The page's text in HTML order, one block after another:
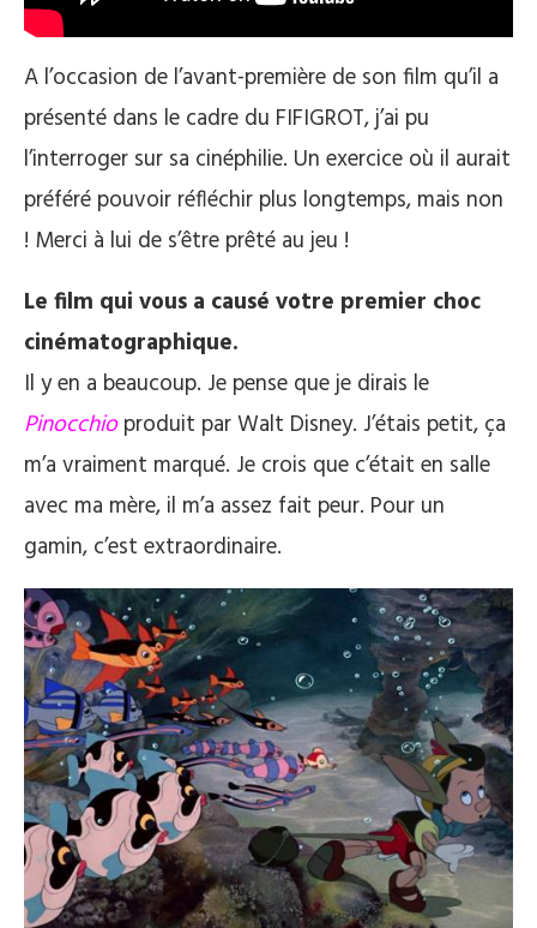
A l’occasion de l’avant-première de son film qu’il a
présenté dans le cadre du FIFIGROT, j’ai pu
l’interroger sur sa cinéphilie. Un exercice où il aurait
préféré pouvoir réfléchir plus longtemps, mais non
! Merci à lui de s’être prêté au jeu !
Le film qui vous a causé votre premier choc
cinématographique.
Il y en a beaucoup. Je pense que je dirais le
Pinocchioproduit par Walt Disney. J’étais petit, ça
m’a vraiment marqué. Je crois que c’était en salle
avec ma mère, il m’a assez fait peur. Pour un
gamin, c’est extraordinaire.